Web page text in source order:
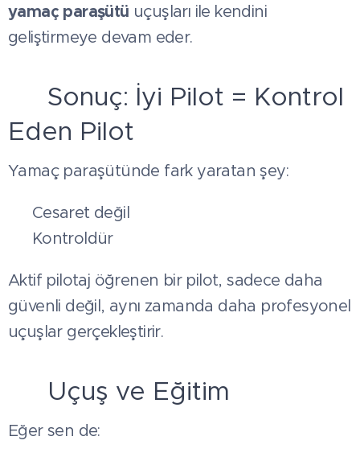
yamaç paraşütü uçuşları ile kendini
geliştirmeye devam eder.
🎯 Sonuç: İyi Pilot = Kontrol
Eden Pilot
Yamaç paraşütünde fark yaratan şey:
👉 Cesaret değil
👉 Kontroldür
Aktif pilotaj öğrenen bir pilot, sadece daha
güvenli değil, aynı zamanda daha profesyonel
uçuşlar gerçekleştirir.
📞 Uçuş ve Eğitim
Eğer sen de: